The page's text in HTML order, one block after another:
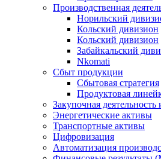
Производственная
Норильский
Кольский дивизион
Кольский дивизион
Забайкальский
Nkomati
Сбыт продукции
Сбытовая стратегия
Продуктовая
Закупочная
Энергетические активы
Транспортные активы
Цифровизация
Автоматизация